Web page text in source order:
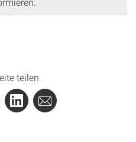
teilen